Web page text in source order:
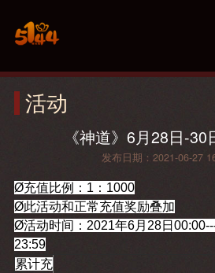
活动
《神道》6月28日-
发布日期：2021-06-27
Ø充值比例：1：1000
Ø此活动和正常充值奖励叠加
Ø活动时间：2021年6月28日
23:59
累计充